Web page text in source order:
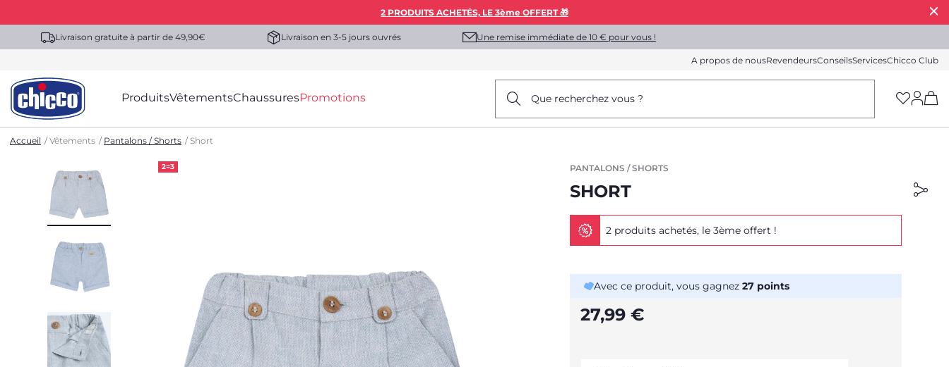
2 PRODUITS ACHETÉS, LE 3ème OFFERT 🎁
Livraison gratuite à partir de 49,90€ Livraison en 3-5 jours ouvrés Une remise immédiate de 10 € pour vous !
A propos de nousRevendeursConseilsServicesChicco Club
ProduitsVêtementsChaussuresPromotions Que recherchez vous ?
Accueil Vêtements Pantalons / Shorts Short
2=3 PANTALONS / SHORTS
SHORT
2 produits achetés, le 3ème offert !
Avec ce produit, vous gagnez 27 points
27,99 €